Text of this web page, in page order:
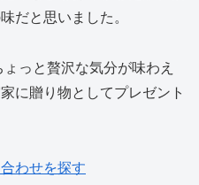
だと思いました。
っと贅沢な気分が味わえ
に贈り物としてプレゼント
わせを探す